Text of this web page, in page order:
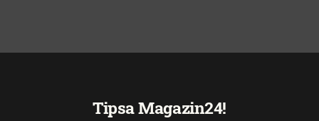
Tipsa Magazin24!